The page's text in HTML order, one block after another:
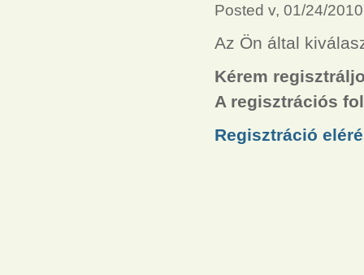
Posted v, 01/24/
Az Ön által
Kérem
A regisztrációs
Regisztráció